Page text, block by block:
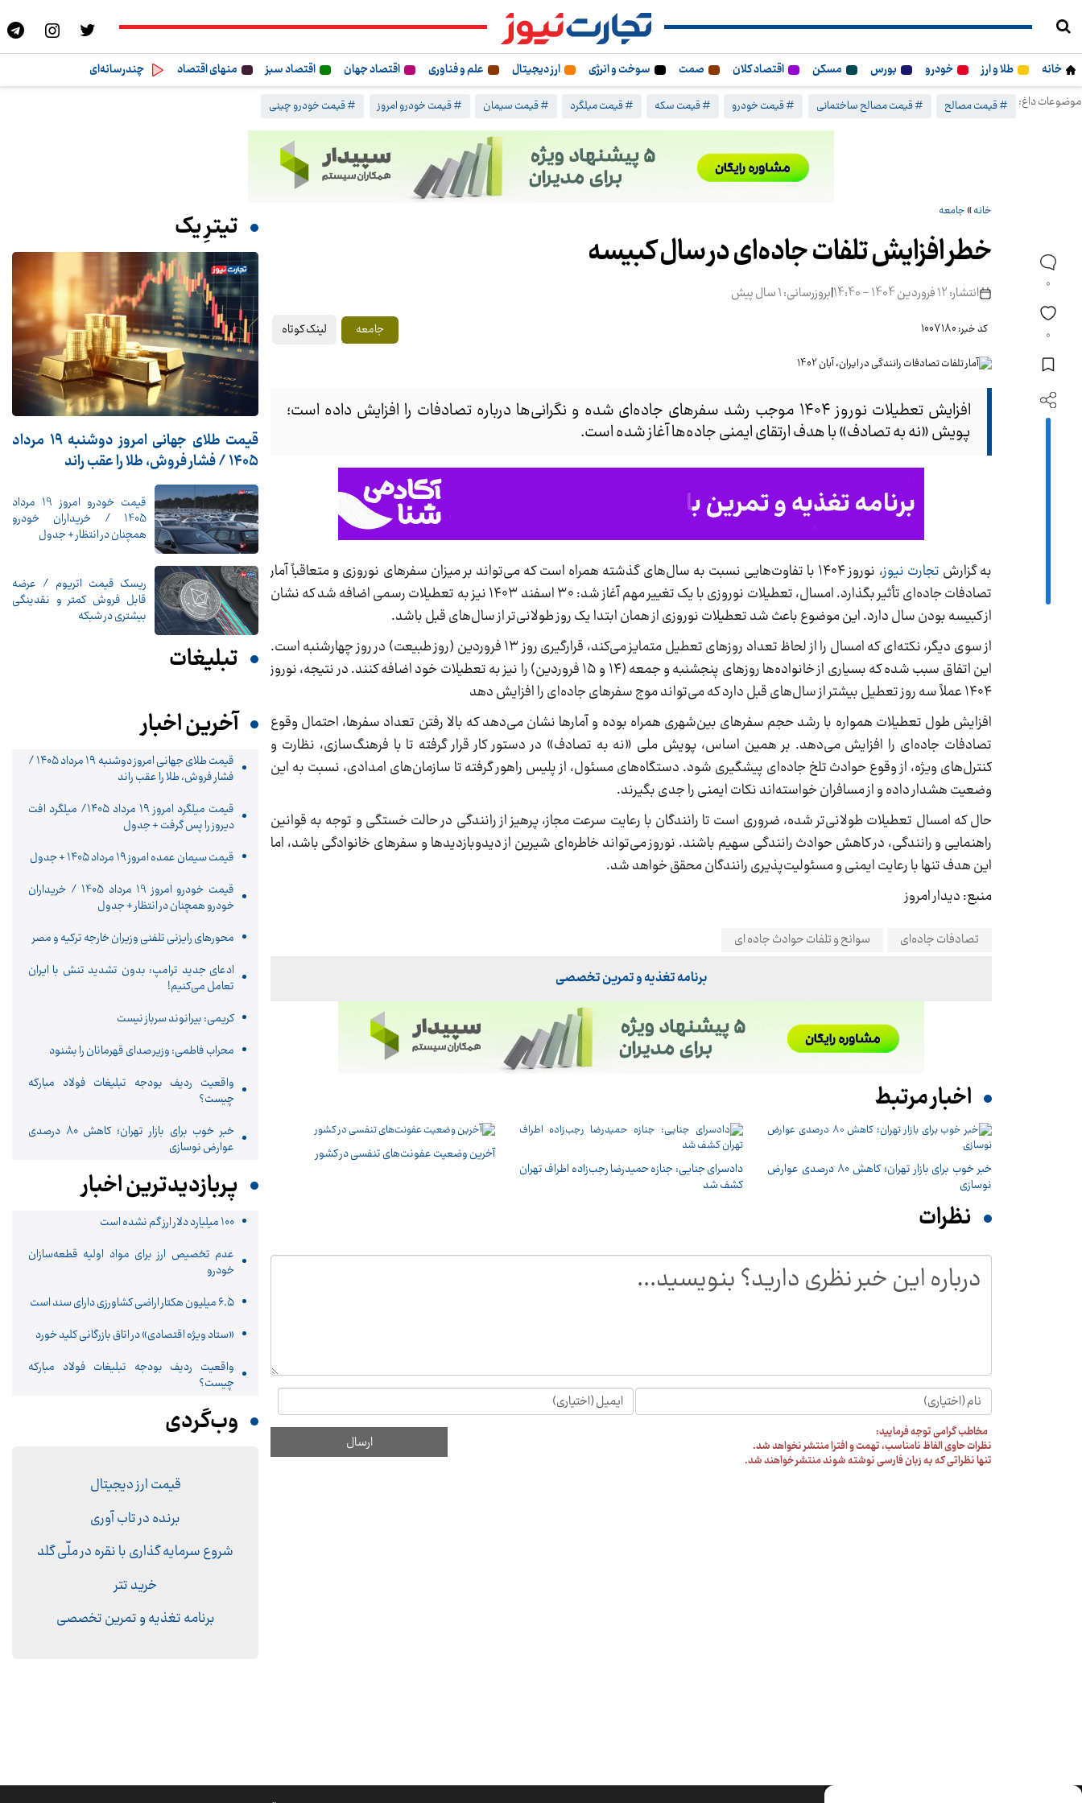
خانه طلا و ارز خودرو بورس مسکن اقتصاد کلان صمت سوخت و انرژی ارز دیجیتال علم و فناوری اقتصاد جهان اقتصاد سبز منهای اقتصاد
چندرسانه‌ای
موضوعات داغ:
# قیمت مصالح # قیمت مصالح ساختمانی # قیمت خودرو # قیمت سکه # قیمت میلگرد # قیمت سیمان # قیمت خودرو امروز # قیمت خودرو چینی
0
0
خانه» جامعه
خطر افزایش تلفات جاده‌ای در سال کبیسه
انتشار: 12 فروردین 1404 - 14:40 |بروزرسانی: 1 سال پیش
کد خبر: 1007180 جامعه لینک کوتاه
افزایش تعطیلات نوروز ۱۴۰۴ موجب رشد سفرهای جاده‌ای شده و نگرانی‌ها درباره تصادفات را افزایش داده است؛
پویش «نه به تصادف» با هدف ارتقای ایمنی جاده‌ها آغاز شده است.
به گزارش تجارت نیوز
، نوروز ۱۴۰۴ با تفاوت‌هایی نسبت به سال‌های گذشته همراه است که می‌تواند بر میزان سفرهای نوروزی و متعاقباً آمار
تصادفات جاده‌ای تأثیر بگذارد. امسال، تعطیلات نوروزی با یک تغییر مهم آغاز شد: ۳۰ اسفند ۱۴۰۳ نیز به تعطیلات رسمی اضافه شد که نشان
از کبیسه بودن سال دارد. این موضوع باعث شد تعطیلات نوروزی از همان ابتدا یک روز طولانی‌تر از سال‌های قبل باشد.
از سوی دیگر، نکته‌ای که امسال را از لحاظ تعداد روزهای تعطیل متمایز می‌کند، قرارگیری روز ۱۳ فروردین (روز طبیعت) در روز چهارشنبه است.
این اتفاق سبب شده که بسیاری از خانواده‌ها روزهای پنجشنبه و جمعه (۱۴ و ۱۵ فروردین) را نیز به تعطیلات خود اضافه کنند. در نتیجه، نوروز
۱۴۰۴ عملاً سه روز تعطیل بیشتر از سال‌های قبل دارد که می‌تواند موج سفرهای جاده‌ای را افزایش دهد
افزایش طول تعطیلات همواره با رشد حجم سفرهای بین‌شهری همراه بوده و آمارها نشان می‌دهد که بالا رفتن تعداد سفرها، احتمال وقوع
تصادفات جاده‌ای را افزایش می‌دهد. بر همین اساس، پویش ملی «نه به تصادف» در دستور کار قرار گرفته تا با فرهنگ‌سازی، نظارت و
کنترل‌های ویژه، از وقوع حوادث تلخ جاده‌ای پیشگیری شود. دستگاه‌های مسئول، از پلیس راهور گرفته تا سازمان‌های امدادی، نسبت به این
وضعیت هشدار داده و از مسافران خواسته‌اند نکات ایمنی را جدی بگیرند.
حال که امسال تعطیلات طولانی‌تر شده، ضروری است تا رانندگان با رعایت سرعت مجاز، پرهیز از رانندگی در حالت خستگی و توجه به قوانین
راهنمایی و رانندگی، در کاهش حوادث رانندگی سهیم باشند. نوروز می‌تواند خاطره‌ای شیرین از دیدوبازدیدها و سفرهای خانوادگی باشد، اما
این هدف تنها با رعایت ایمنی و مسئولیت‌پذیری رانندگان محقق خواهد شد.
منبع: دیدار امروز
تصادفات جاده‌ای سوانح و تلفات حوادث جاده ای
برنامه تغذیه و تمرین تخصصی
اخبار مرتبط
خبر خوب برای بازار تهران؛ کاهش ۸۰ درصدی عوارض
نوسازی
دادسرای جنایی: جنازه حمیدرضا رجب‌زاده اطراف تهران
کشف شد
آخرین وضعیت عفونت‌های تنفسی در کشور
نظرات
مخاطب گرامی توجه فرمایید:
نظرات حاوی الفاظ نامناسب، تهمت و افترا منتشر نخواهد شد.
تنها نظراتی که به زبان فارسی نوشته شوند منتشر خواهند شد.
تیترِ یک
قیمت طلای جهانی امروز دوشنبه ۱۹ مرداد
۱۴۰۵ / فشار فروش، طلا را عقب راند
قیمت خودرو امروز 19 مرداد
1405 / خریداران خودرو
همچنان در انتظار + جدول
ریسک قیمت اتریوم / عرضه
قابل فروش کمتر و نقدینگی
بیشتری در شبکه
تبلیغات
آخرین اخبار
قیمت طلای جهانی امروز دوشنبه ۱۹ مرداد ۱۴۰۵ /
فشار فروش، طلا را عقب راند
قیمت میلگرد امروز ۱۹ مرداد ۱۴۰۵/ میلگرد افت
دیروز را پس گرفت + جدول
قیمت سیمان عمده امروز ۱۹ مرداد ۱۴۰۵ + جدول
قیمت خودرو امروز 19 مرداد 1405 / خریداران
خودرو همچنان در انتظار + جدول
محورهای رایزنی تلفنی وزیران خارجه ترکیه و مصر
ادعای جدید ترامپ: بدون تشدید تنش با ایران
تعامل می‌کنیم!
کریمی: بیرانوند سرباز نیست
محراب فاطمی: وزیر صدای قهرمانان را بشنود
واقعیت ردیف بودجه تبلیغات فولاد مبارکه
چیست؟
خبر خوب برای بازار تهران؛ کاهش ۸۰ درصدی
عوارض نوسازی
پربازدیدترین اخبار
۱۰۰ میلیارد دلار ارز گم نشده است
عدم تخصیص ارز برای مواد اولیه قطعه‌سازان
خودرو
۶.۵ میلیون هکتار اراضی کشاورزی دارای سند است
«ستاد ویژه اقتصادی» در اتاق بازرگانی کلید خورد
واقعیت ردیف بودجه تبلیغات فولاد مبارکه
چیست؟
وب‌گردی
قیمت ارز دیجیتال
برنده در تاب آوری
شروع سرمایه گذاری با نقره در ملّی گلد
خرید تتر
برنامه تغذیه و تمرین تخصصی